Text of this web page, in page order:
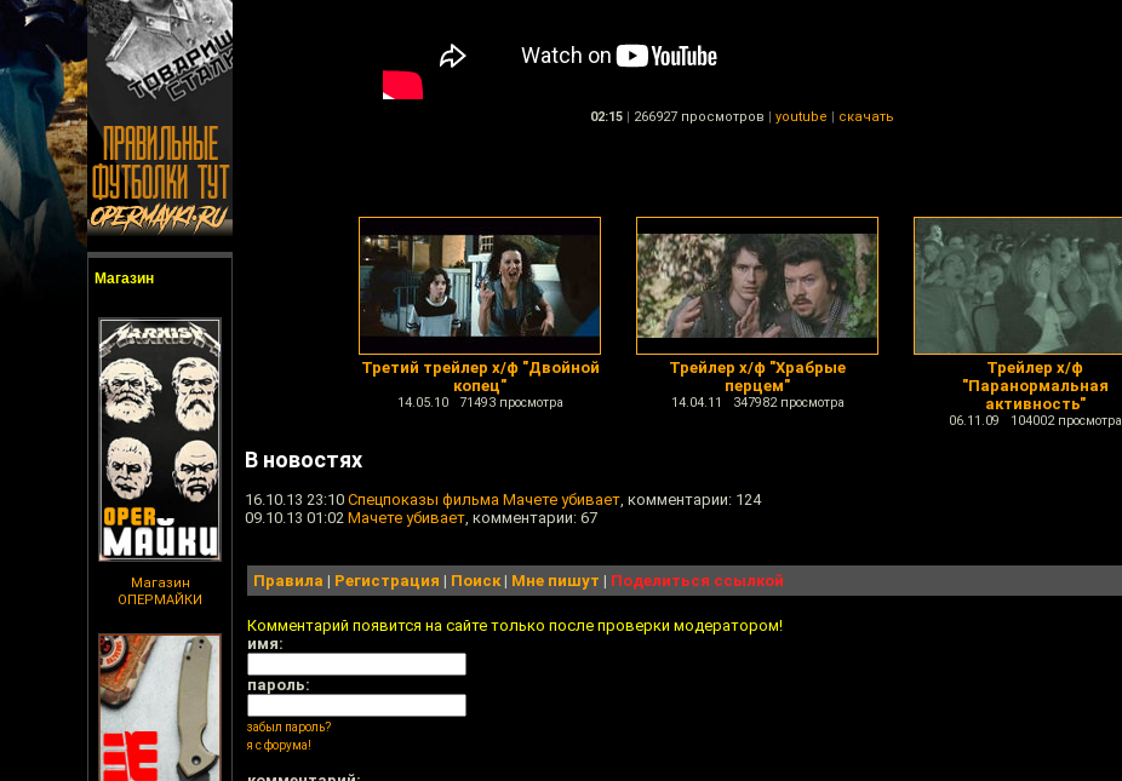
Магазин
Магазин
ОПЕРМАЙКИ
02:15 | 266927 просмотров | youtube | скачать
Третий трейлер х/ф "Двойной
копец"
14.05.10 71493 просмотра
Трейлер х/ф "Храбрые
перцем"
14.04.11 347982 просмотра
Трейлер х/ф
"Паранормальная
активность"
06.11.09 104002 просмотра
В новостях
16.10.13 23:10 Спецпоказы фильма Мачете убивает, комментарии: 124
09.10.13 01:02 Мачете убивает, комментарии: 67
Правила | Регистрация | Поиск| Мне пишут | Поделиться ссылкой
Комментарий появится на сайте только после проверки модератором!
имя:
пароль:
забыл пароль?
я с форума!